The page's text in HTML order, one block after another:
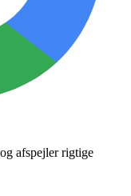
afspejler rigtige